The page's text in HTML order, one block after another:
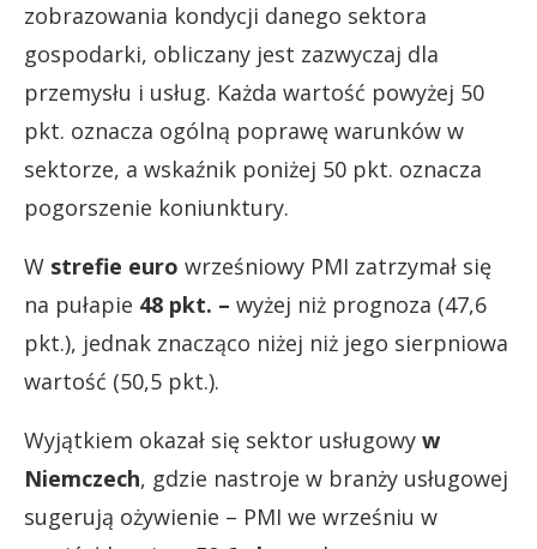
zobrazowania kondycji danego sektora
gospodarki, obliczany jest zazwyczaj dla
przemysłu i usług. Każda wartość powyżej 50
pkt. oznacza ogólną poprawę warunków w
sektorze, a wskaźnik poniżej 50 pkt. oznacza
pogorszenie koniunktury.
W strefie euro wrześniowy PMI zatrzymał się
na pułapie 48 pkt. – wyżej niż prognoza (47,6
pkt.), jednak znacząco niżej niż jego sierpniowa
wartość (50,5 pkt.).
Wyjątkiem okazał się sektor usługowy w
Niemczech, gdzie nastroje w branży usługowej
sugerują ożywienie – PMI we wrześniu w